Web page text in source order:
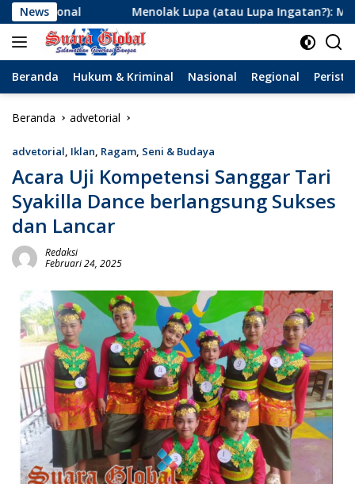
Langsung
ke
konten
NewsLupa (atau Lupa Ingatan?): Menanti Angka Rp2,3
Beranda Hukum & Kriminal Nasional Regional
Beranda advetorial
advetorial, Iklan, Ragam, Seni & Budaya
Acara Uji Kompetensi Sanggar Tari
Syakilla Dance berlangsung Sukses
dan Lancar
Redaksi
Februari 24, 2025